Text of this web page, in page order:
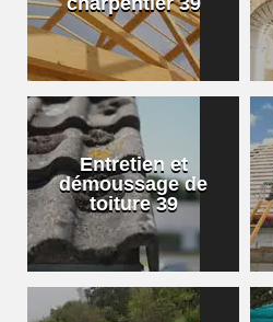
Entretien et
démoussage de
toiture 39